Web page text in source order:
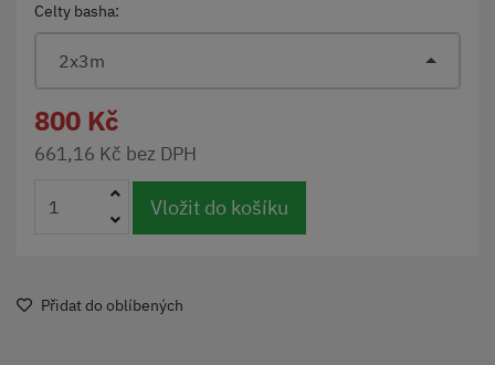
Celty basha:
2x3m
800 Kč
661,16 Kč bez DPH
Vložit do košíku
Přidat do oblíbených